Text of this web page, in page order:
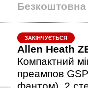
Безкоштовна
ЗАКІНЧУЄТЬСЯ
Allen Heath
Компактний
преампов